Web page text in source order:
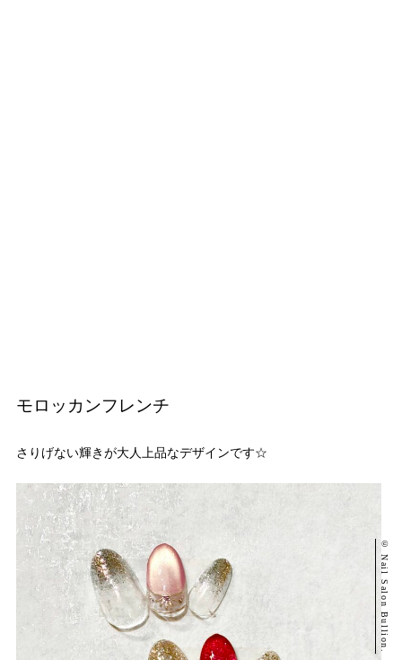
モロッカンフレンチ
さりげない輝きが大人上品なデザインです☆
© Nail Salon Bullion.